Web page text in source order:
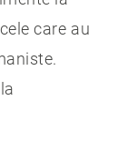
care au